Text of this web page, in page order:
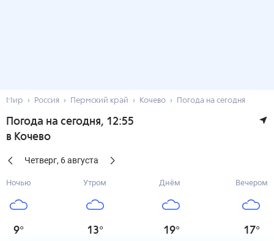
Мир Россия Пермский край Кочево Погода на сегодня
Погода на сегодня, 12:55
в Кочево
Четверг, 6августа
Ночью
9°
Утром
13°
Днём
19°
Вечером
17°